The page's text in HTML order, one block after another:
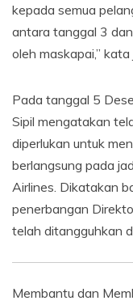
kepada semua
antara tanggal 3
oleh maskapai,” kata
Pada tanggal 5
Sipil mengatakan
diperlukan untuk
berlangsung pada
Airlines. Dikatakan
penerbangan
telah ditangguhkan
Membantu dan